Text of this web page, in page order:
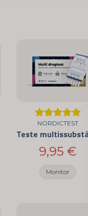
NORDICTEST
9,95 €
Monitor